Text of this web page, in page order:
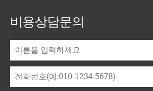
비용상담문의